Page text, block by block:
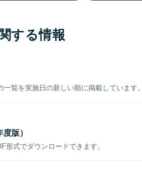
する情報
覧を実施日の新しい順に掲載しています。
版）
式でダウンロードできます。